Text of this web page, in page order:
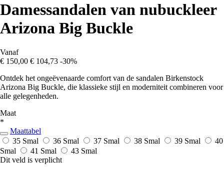
Damessandalen van nubuckleer
Arizona Big Buckle
Vanaf
€ 150,00 € 104,73 -30%
Ontdek het ongeëvenaarde comfort van de sandalen Birkenstock
Arizona Big Buckle, die klassieke stijl en moderniteit combineren voor
alle gelegenheden.
Maat
*
Maattabel
35 Smal
36 Smal 37 Smal 38 Smal 39 Smal
40
Smal
41 Smal
43 Smal
Dit veld is verplicht